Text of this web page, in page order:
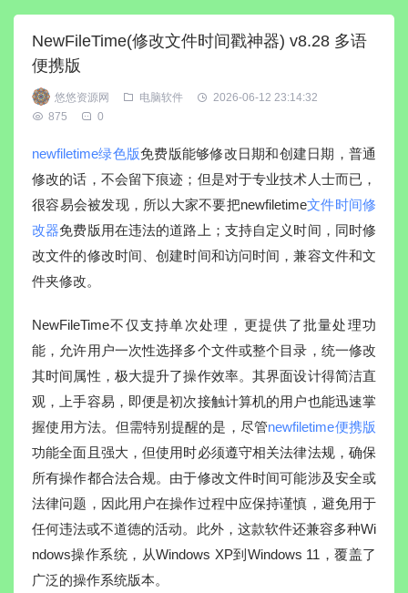
NewFileTime(修改文件时间戳神器) v8.28 多语
便携版
悠悠资源网 电脑软件
2026-06-12 23:14:32
875
0
newfiletime绿色版免费版能够修改日期和创建日期，普通
修改的话，不会留下痕迹；但是对于专业技术人士而已，
很容易会被发现，所以大家不要把newfiletime文件时间修
改器免费版用在违法的道路上；支持自定义时间，同时修
改文件的修改时间、创建时间和访问时间，兼容文件和文
件夹修改。
NewFileTime不仅支持单次处理，更提供了批量处理功
能，允许用户一次性选择多个文件或整个目录，统一修改
其时间属性，极大提升了操作效率。其界面设计得简洁直
观，上手容易，即便是初次接触计算机的用户也能迅速掌
握使用方法。但需特别提醒的是，尽管newfiletime便携版
功能全面且强大，但使用时必须遵守相关法律法规，确保
所有操作都合法合规。由于修改文件时间可能涉及安全或
法律问题，因此用户在操作过程中应保持谨慎，避免用于
任何违法或不道德的活动。此外，这款软件还兼容多种Wi
ndows操作系统，从Windows XP到Windows 11，覆盖了
广泛的操作系统版本。